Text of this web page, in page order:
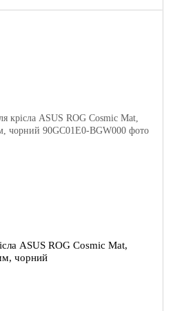
ASUS ROG Cosmic Mat,
чорний